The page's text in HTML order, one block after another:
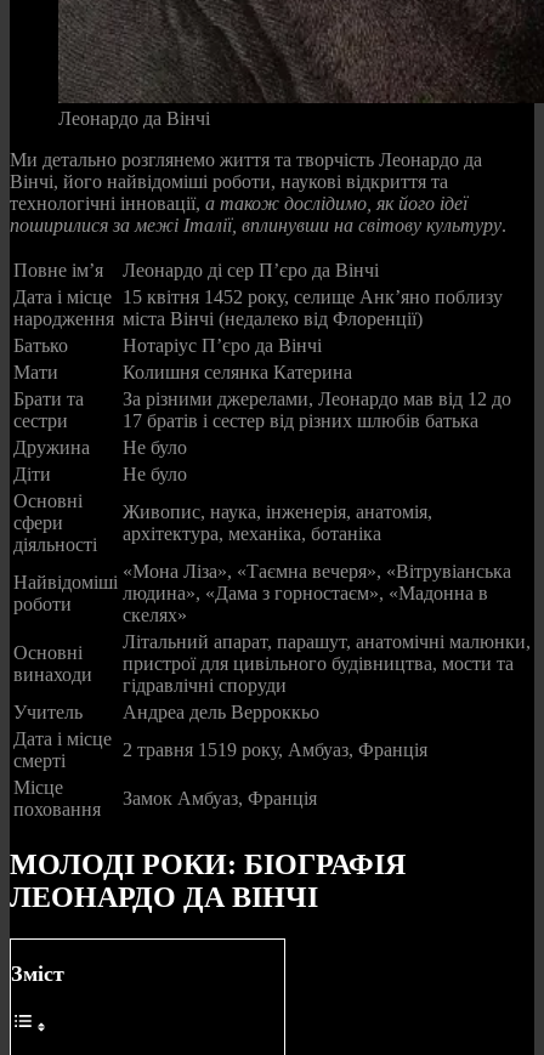
Леонардо да Вінчі
Ми детально розглянемо життя та творчість Леонардо да
Вінчі, його найвідоміші роботи, наукові відкриття та
технологічні інновації, а також дослідимо, як його ідеї
поширилися за межі Італії, вплинувши на світову культуру.
Повне ім’я
Леонардо ді сер П’єро да Вінчі
Дата і місце
народження
15 квітня 1452 року, селище Анк’яно поблизу
міста Вінчі (недалеко від Флоренції)
Батько
Нотаріус П’єро да Вінчі
Мати
Колишня селянка Катерина
Брати та
сестри
За різними джерелами, Леонардо мав від 12 до
17 братів і сестер від різних шлюбів батька
Дружина
Не було
Діти
Не було
Основні
сфери
діяльності
Живопис, наука, інженерія, анатомія,
архітектура, механіка, ботаніка
Найвідоміші
роботи
«Мона Ліза», «Таємна вечеря», «Вітрувіанська
людина», «Дама з горностаєм», «Мадонна в
скелях»
Основні
винаходи
Літальний апарат, парашут, анатомічні малюнки,
пристрої для цивільного будівництва, мости та
гідравлічні споруди
Учитель
Андреа дель Верроккьо
Дата і місце
смерті
2 травня 1519 року, Амбуаз, Франція
Місце
поховання
Замок Амбуаз, Франція
МОЛОДІ РОКИ: БІОГРАФІЯ
ЛЕОНАРДО ДА ВІНЧІ
Зміст